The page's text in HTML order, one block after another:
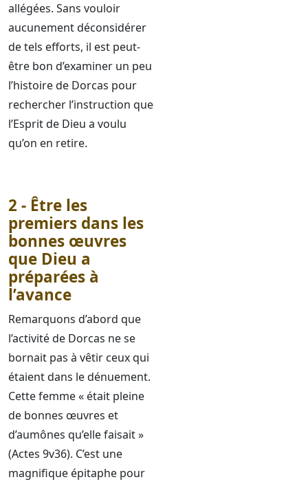
allégées. Sans vouloir
aucunement déconsidérer
de tels efforts, il est peut-
être bon d’examiner un peu
l’histoire de Dorcas pour
rechercher l’instruction que
l’Esprit de Dieu a voulu
qu’on en retire.
2 - Être les
premiers dans les
bonnes œuvres
que Dieu a
préparées à
l’avance
Remarquons d’abord que
l’activité de Dorcas ne se
bornait pas à vêtir ceux qui
étaient dans le dénuement.
Cette femme « était pleine
de bonnes œuvres et
d’aumônes qu’elle faisait »
(Actes 9v36). C’est une
magnifique épitaphe pour